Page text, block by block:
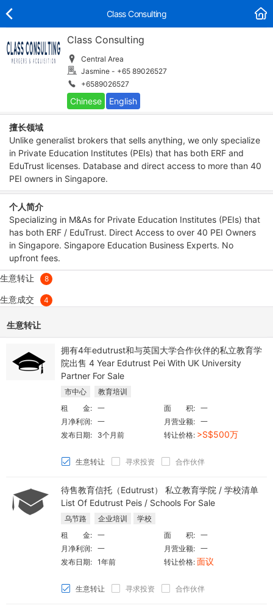
Class Consulting
Class Consulting
Central Area
Jasmine - +65 89026527
+6589026527
擅长领域
Unlike generalist brokers that sells anything, we only specialize
in Private Education Institutes (PEIs) that has both ERF and
EduTrust licenses. Database and direct access to more than 40
PEI owners in Singapore.
个人简介
Specializing in M&As for Private Education Institutes (PEIs) that
has both ERF / EduTrust. Direct Access to over 40 PEI Owners
in Singapore. Singapore Education Business Experts. No
upfront fees.
生意转让
8
生意成交 4
生意转让
拥有4年edutrust和与英国大学合作伙伴的私立教育学
院出售 4 Year Edutrust Pei With UK University
Partner For Sale
市中心
教育培训
面 积: 一
租 金: 一
月营业额: 一
月净利润: 一
转让价格: >S$500万
发布日期: 3个月前
生意转让 寻求投资 合作伙伴
待售教育信托（Edutrust） 私立教育学院 / 学校清单
List Of Edutrust Peis / Schools For Sale
乌节路 企业培训
学校
面 积: 一
租 金: 一
月营业额: 一
月净利润: 一
转让价格: 面议
发布日期: 1年前
生意转让 寻求投资 合作伙伴